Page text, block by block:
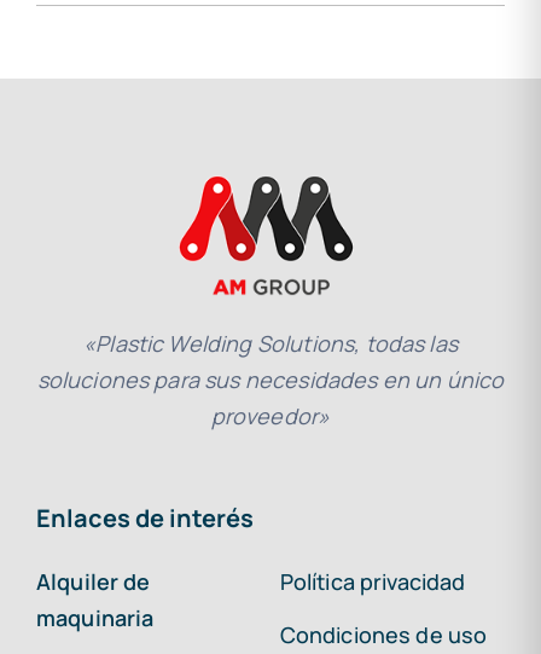
«Plastic Welding Solutions, todas las
soluciones para sus necesidades en un único
proveedor»
Enlaces de interés
Alquiler de
maquinaria
Política privacidad
Condiciones de uso